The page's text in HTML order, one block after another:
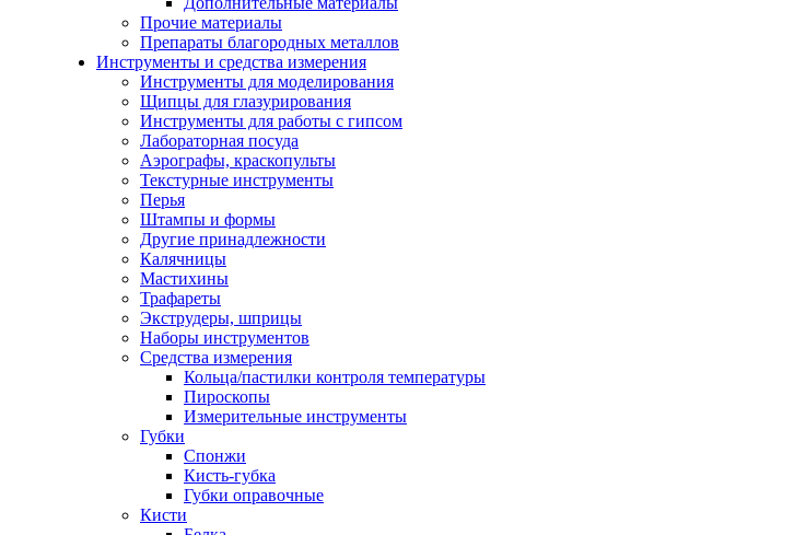
Прочие материалы
Препараты благородных металлов
Инструменты и средства измерения
Инструменты для моделирования
Щипцы для глазурирования
Инструменты для работы с гипсом
Лабораторная посуда
Аэрографы, краскопульты
Текстурные инструменты
Перья
Штампы и формы
Другие принадлежности
Калячницы
Мастихины
Трафареты
Экструдеры, шприцы
Наборы инструментов
Средства измерения
Кольца/пастилки контроля температуры
Пироскопы
Измерительные инструменты
Губки
Спонжи
Кисть-губка
Губки оправочные
Кисти